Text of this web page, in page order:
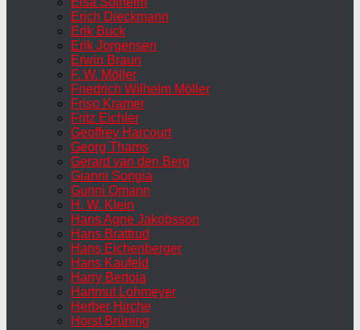
Erich Dieckmann
Erik Buck
Erik Jorgensen
Erwin Braun
F. W. Möller
Friedrich Wilhelm Möller
Friso Kramer
Fritz Eichler
Geoffrey Harcourt
Georg Thams
Gerard van den Berg
Gianni Songia
Gunni Omann
H. W. Klein
Hans Agne Jakobsson
Hans Brattrud
Hans Eichenberger
Hans Kaufeld
Harry Bertoia
Hartmut Lohmeyer
Herber Hirche
Horst Brüning